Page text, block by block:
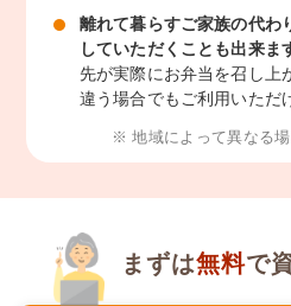
離れて暮らすご家族の代わ
していただくことも出来ま
先が実際にお弁当を召し上
違う場合でもご利用いただ
※ 地域によって異なる
まずは無料で